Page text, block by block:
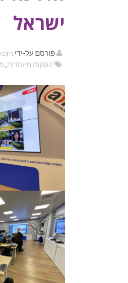
ישראל
פורסם על-ידי
הפקות מיוחדות,